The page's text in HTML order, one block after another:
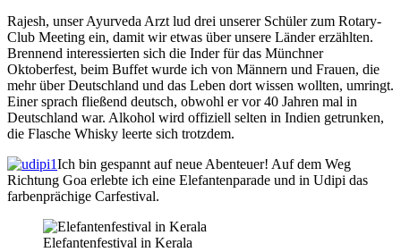
Rajesh, unser Ayurveda Arzt lud drei unserer Schüler zum Rotary-
Club Meeting ein, damit wir etwas über unsere Länder erzählten.
Brennend interessierten sich die Inder für das Münchner
Oktoberfest, beim Buffet wurde ich von Männern und Frauen, die
mehr über Deutschland und das Leben dort wissen wollten, umringt.
Einer sprach fließend deutsch, obwohl er vor 40 Jahren mal in
Deutschland war. Alkohol wird offiziell selten in Indien getrunken,
die Flasche Whisky leerte sich trotzdem.
Ich bin gespannt auf neue Abenteuer! Auf dem Weg
Richtung Goa erlebte ich eine Elefantenparade und in Udipi das
farbenprächige Carfestival.
Elefantenfestival in Kerala